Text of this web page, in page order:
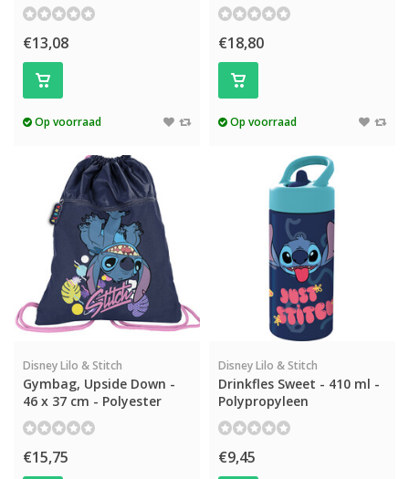
€13,08
Op voorraad
€18,80
Op voorraad
Disney Lilo & Stitch
Gymbag, Upside Down -
46 x 37 cm - Polyester
€15,75
Disney Lilo & Stitch
Drinkfles Sweet - 410 ml -
Polypropyleen
€9,45